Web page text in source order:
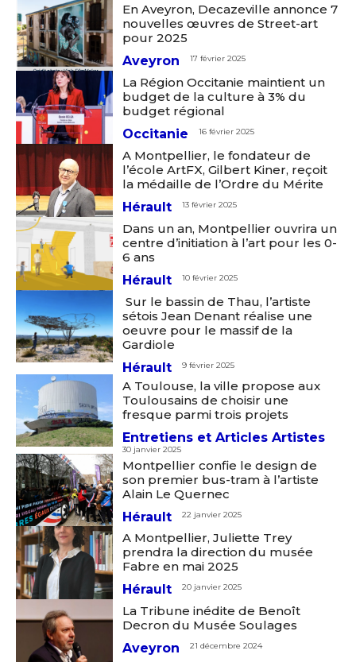
Adresse email*
Nom
Prénom
Statut / Organisation
Adresse email*
Nom
En Aveyron, Decazeville annonce 7
nouvelles œuvres de Street-art
pour 2025
Aveyron
17 février 2025
La Région Occitanie maintient un
budget de la culture à 3% du
budget régional
Occitanie
16 février 2025
A Montpellier, le fondateur de
l’école ArtFX, Gilbert Kiner, reçoit
la médaille de l’Ordre du Mérite
Hérault
13 février 2025
Dans un an, Montpellier ouvrira un
centre d’initiation à l’art pour les 0-
6 ans
Hérault
10 février 2025
Sur le bassin de Thau, l’artiste
sétois Jean Denant réalise une
oeuvre pour le massif de la
Gardiole
Hérault
9 février 2025
A Toulouse, la ville propose aux
Toulousains de choisir une
fresque parmi trois projets
Entretiens et Articles Artistes
30 janvier 2025
Montpellier confie le design de
son premier bus-tram à l’artiste
Alain Le Quernec
Hérault
22 janvier 2025
A Montpellier, Juliette Trey
prendra la direction du musée
Fabre en mai 2025
Hérault
20 janvier 2025
La Tribune inédite de Benoît
Decron du Musée Soulages
Aveyron
21 décembre 2024